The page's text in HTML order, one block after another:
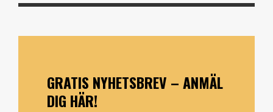
GRATIS NYHETSBREV – ANMÄL
DIG HÄR!